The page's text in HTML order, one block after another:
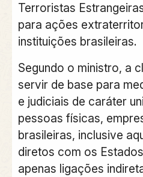
Terroristas
para ações
instituições brasileiras.
Segundo o ministro, a
servir de base para
e judiciais de caráter
pessoas físicas,
brasileiras, inclusive
diretos com os
apenas ligações